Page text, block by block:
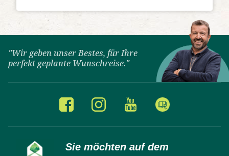
"Wir geben unser Bestes, für Ihre
perfekt geplante Wunschreise."
Sie möchten auf dem